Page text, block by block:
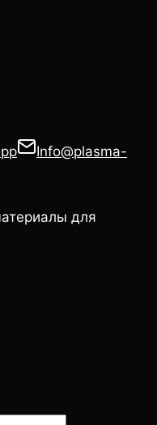
Info@plasma-
для